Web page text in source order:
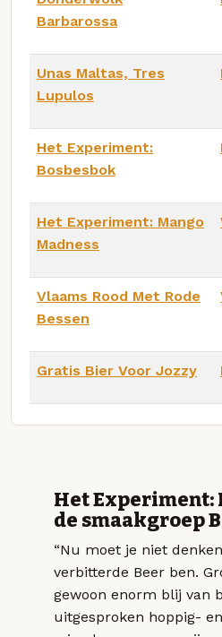
Barbarossa
Unas Maltas, Tres
Lupulos
Het Experiment:
Bosbesbok
Het Experiment: Mango
Madness
Vlaams Rood Met Rode
Bessen
Gratis Bier Voor Jozzy
Het Experiment:
de smaakgroep
“Nu moet je niet
verbitterde Beer ben.
gewoon enorm blij van
uitgesproken hoppig-